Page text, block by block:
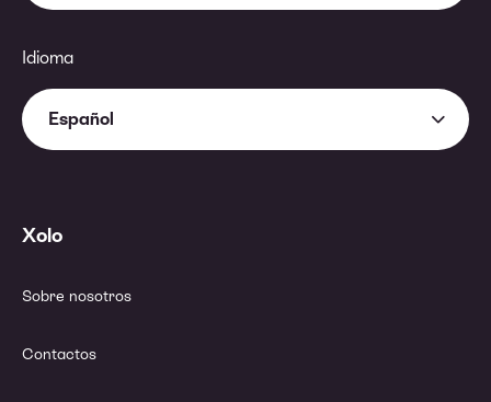
Idioma
Español
Xolo
Sobre nosotros
Contactos